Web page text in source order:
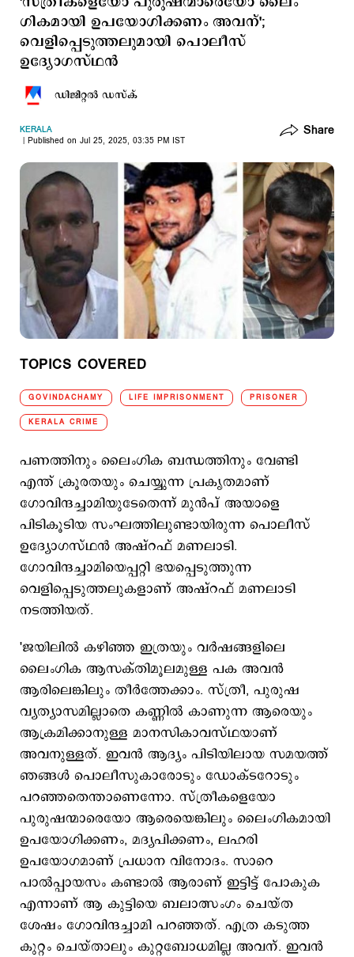
ഗികമായി ഉപയോഗിക്കണം അവന്';
വെളിപ്പെടുത്തലുമായി പൊലീസ്
ഉദ്യോഗസ്ഥൻ
ഡിജിറ്റല്‍ ഡസ്ക്
KERALA
Published on Jul 25, 2025, 03:35 PM IST
Share
TOPICS COVERED
GOVINDACHAMY LIFE IMPRISONMENT PRISONER
KERALA CRIME
പണത്തിനും ലൈംഗിക ബന്ധത്തിനും വേണ്ടി
എന്ത് ക്രൂരതയും ചെയ്യുന്ന പ്രകൃതമാണ്
ഗോവിന്ദച്ചാമിയുടേതെന്ന് മുൻപ് അയാളെ
പിടികൂടിയ സംഘത്തിലുണ്ടായിരുന്ന പൊലീസ്
ഉദ്യോഗസ്ഥൻ അഷ്റഫ് മണലാടി.
ഗോവിന്ദച്ചാമിയെപ്പറ്റി ഭയപ്പെടുത്തുന്ന
വെളിപ്പെടുത്തലുകളാണ് അഷ്റഫ് മണലാടി
നടത്തിയത്.
'ജയിലിൽ കഴിഞ്ഞ ഇത്രയും വർഷങ്ങളിലെ
ലൈംഗിക ആസക്തിമൂലമുള്ള പക അവൻ
ആരിലെങ്കിലും തീർത്തേക്കാം. സ്ത്രീ, പുരുഷ
വ്യത്യാസമില്ലാതെ കണ്ണിൽ കാണുന്ന ആരെയും
ആക്രമിക്കാനുള്ള മാനസികാവസ്ഥയാണ്
അവനുള്ളത്. ഇവൻ ആദ്യം പിടിയിലായ സമയത്ത്
ഞങ്ങൾ പൊലീസുകാരോടും ഡോക്ടറോടും
പറഞ്ഞതെന്താണെന്നോ. സ്ത്രീകളെയോ
പുരുഷന്മാരെയോ ആരെയെങ്കിലും ലൈം​ഗികമായി
ഉപയോഗിക്കണം, മദ്യപിക്കണം, ലഹരി
ഉപയോഗമാണ് പ്രധാന വിനോദം. സാറെ
പാൽപ്പായസം കണ്ടാൽ ആരാണ് ഇട്ടിട്ട് പോകുക
എന്നാണ് ആ കുട്ടിയെ ബലാത്സംഗം ചെയ്ത
ശേഷം ഗോവിന്ദച്ചാമി പറഞ്ഞത്. എത്ര കടുത്ത
കുറ്റം ചെയ്താലും കുറ്റബോധമില്ല അവന്. ഇവൻ